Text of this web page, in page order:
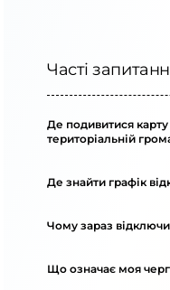
Часті
Де подивитися карту
територіальній
Де знайти графік
Чому зараз
Що означає моя